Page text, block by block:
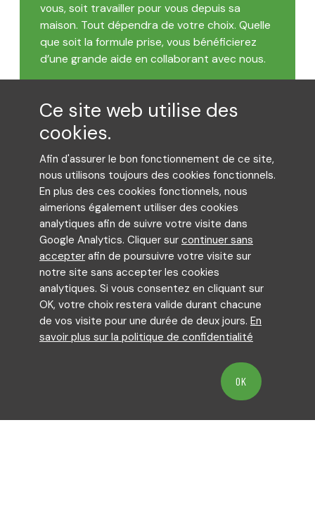
vous, soit travailler pour vous depuis sa
maison. Tout dépendra de votre choix. Quelle
que soit la formule prise, vous bénéficierez
d’une grande aide en collaborant avec nous.
Ce site web utilise des
cookies.
Afin d'assurer le bon fonctionnement de ce site,
nous utilisons toujours des cookies fonctionnels.
En plus des ces cookies fonctionnels, nous
aimerions également utiliser des cookies
analytiques afin de suivre votre visite dans
Google Analytics. Cliquer sur continuer sans
accepter afin de poursuivre votre visite sur
notre site sans accepter les cookies
analytiques. Si vous consentez en cliquant sur
OK, votre choix restera valide durant chacune
de vos visite pour une durée de deux jours. En
savoir plus sur la politique de confidentialité
OK